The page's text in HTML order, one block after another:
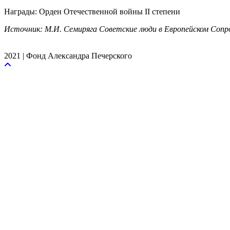
Награды: Орден Отечественной войны II степени
Источник: М.И. Семиряга Советские люди в Европейском
2021 | Фонд Александра Печерского